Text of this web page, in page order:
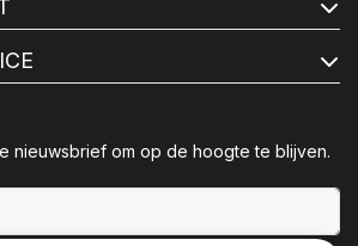
nieuwsbrief om op de hoogte te blijven.